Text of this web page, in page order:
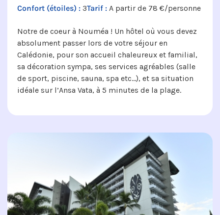
Confort (étoiles) : 3Tarif : A partir de 78 €/personne
Notre de coeur à Nouméa ! Un hôtel où vous devez
absolument passer lors de votre séjour en
Calédonie, pour son accueil chaleureux et familial,
sa décoration sympa, ses services agréables (salle
de sport, piscine, sauna, spa etc…), et sa situation
idéale sur l’Ansa Vata, à 5 minutes de la plage.